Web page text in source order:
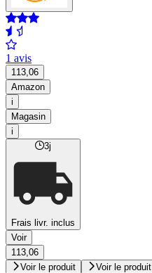
1 avis
113,06
Amazon
i
Magasin
i
3j
Frais livr. inclus
Voir
113,06
Voir le produit
Voir le produit